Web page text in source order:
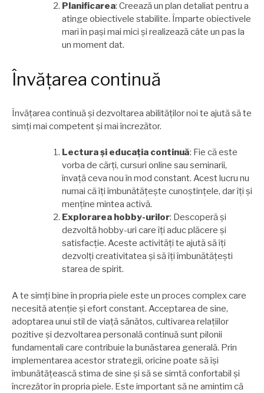
Planificarea: Creează un plan detaliat pentru a
atinge obiectivele stabilite. Împarte obiectivele
mari în pași mai mici și realizează câte un pas la
un moment dat.
Învățarea continuă
Învățarea continuă și dezvoltarea abilităților noi te ajută să te
simți mai competent și mai încrezător.
Lectura și educația continuă: Fie că este
vorba de cărți, cursuri online sau seminarii,
învață ceva nou în mod constant. Acest lucru nu
numai că îți îmbunătățește cunoștințele, dar îți și
menține mintea activă.
Explorarea hobby-urilor: Descoperă și
dezvoltă hobby-uri care îți aduc plăcere și
satisfacție. Aceste activități te ajută să îți
dezvolți creativitatea și să îți îmbunătățești
starea de spirit.
A te simți bine în propria piele este un proces complex care
necesită atenție și efort constant. Acceptarea de sine,
adoptarea unui stil de viață sănătos, cultivarea relațiilor
pozitive și dezvoltarea personală continuă sunt pilonii
fundamentali care contribuie la bunăstarea generală. Prin
implementarea acestor strategii, oricine poate să își
îmbunătățească stima de sine și să se simtă confortabil și
încrezător în propria piele. Este important să ne amintim că